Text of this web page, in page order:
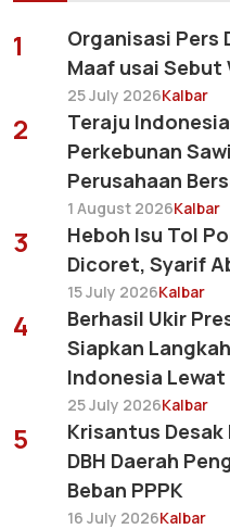
1
Organisasi Pers
Maaf usai Sebut
25 July 2026Kalbar
2
Teraju
Perkebunan
Perusahaan
1 August 2026Kalbar
3
Heboh Isu Tol
Dicoret, Syarif
15 July 2026Kalbar
4
Berhasil Ukir
Siapkan
Indonesia
25 July 2026Kalbar
5
Krisantus
DBH Daerah
Beban PPPK
16 July 2026Kalbar